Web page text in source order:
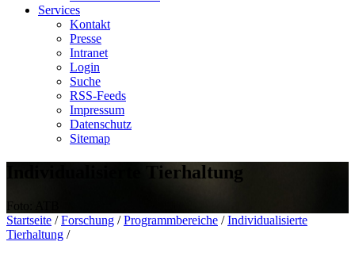
Services
Kontakt
Presse
Intranet
Login
Suche
RSS-Feeds
Impressum
Datenschutz
Sitemap
Individualisierte Tierhaltung
Foto: ATB
Startseite / Forschung / Programmbereiche / Individualisierte
Tierhaltung /